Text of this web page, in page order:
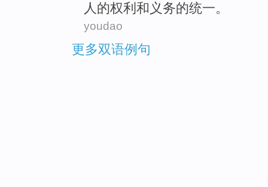
人的权利 和 义务的统一。
youdao
更多双语例句